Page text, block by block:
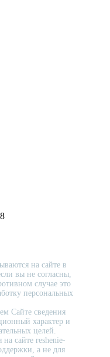
на сайте в
вы не согласны,
случае это
персональных
Сайте сведения
характер и
целей.
сайте reshenie-
а не для